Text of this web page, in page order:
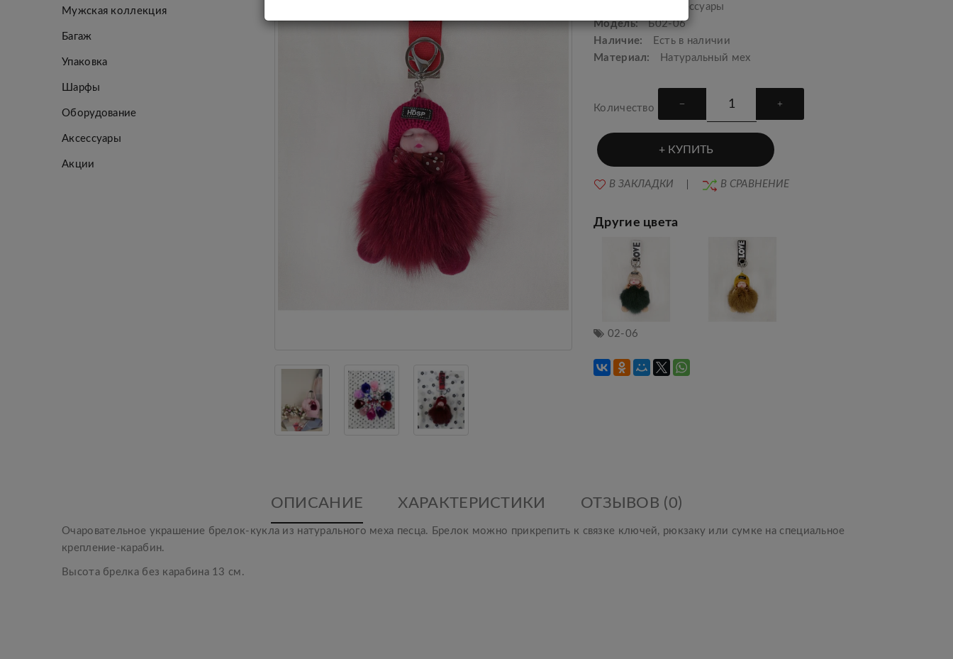
Мужская коллекция
Багаж
Упаковка
Шарфы
Оборудование
Аксессуары
Акции
Аксессуары
Модель:
Б02-06
Наличие:
Есть в наличии
Материал:
Натуральный мех
Количество
КУПИТЬ
В ЗАКЛАДКИ В СРАВНЕНИЕ
Другие цвета
02-06
ОПИСАНИЕ ХАРАКТЕРИСТИКИ ОТЗЫВОВ (0)
Очаровательное украшение брелок-кукла из натурального меха песца. Брелок можно прикрепить к связке ключей, рюкзаку или сумке на специальное
крепление-карабин.
Высота брелка без карабина 13 см.